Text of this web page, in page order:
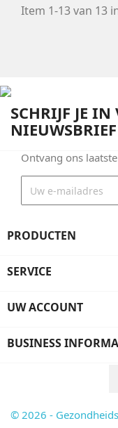
Item 1-13 van 13
SCHRIJF JE
NIEUWSBRIEF
Ontvang ons
PRODUCTEN
SERVICE
UW ACCOUNT
BUSINESS
© 2026 -